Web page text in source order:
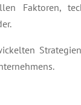
Faktoren,